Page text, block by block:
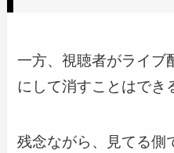
一方、視聴者がライブ
にして消すことはでき
残念ながら、見てる側